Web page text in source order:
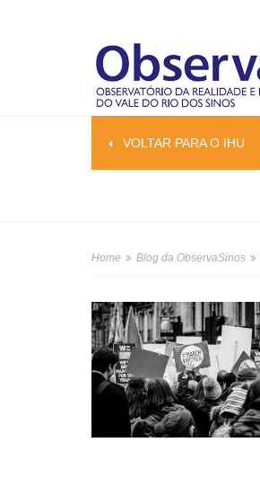
VOLTAR PARA O IHU
Home Blog da ObservaSinos